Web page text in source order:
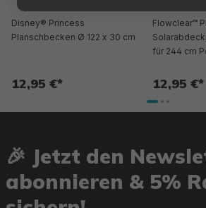
Disney® Princess
Planschbecken Ø 122 x 30 cm
12,95 €*
Flowclear™
für 244 cm
12,95 €*
🎉 Jetzt den
abonnieren & 5%